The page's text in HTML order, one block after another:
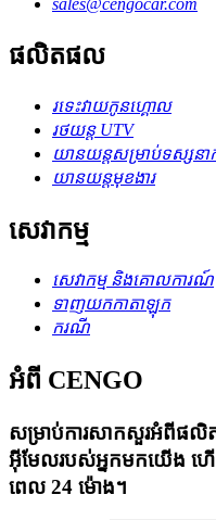
ផលិតផល
រទេះ​វាយ​កូន​ហ្គោល
រថយន្ត UTV
យានយន្ត​សម្រាប់​ទស្សនា​ក
យានយន្តមុខងារ
សេវាកម្ម
សេវាកម្ម និងគោលការណ៍
ទាញយកកាតាឡុក
ករណី
អំពី CENGO
សម្រាប់ការសាកសួរអំពីផ
អ៊ីមែលរបស់អ្នកមកយើង ហ
ពេល 24 ម៉ោង។